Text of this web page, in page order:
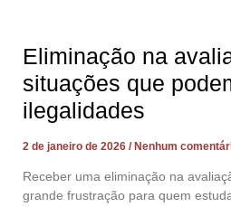
Eliminação na
situações que
ilegalidades
2 de janeiro de 2026 Nenhum
Receber uma eliminação na
grande frustração para quem